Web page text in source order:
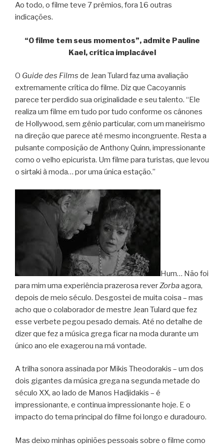
Ao todo, o filme teve 7 prêmios, fora 16 outras
indicações.
“O filme tem seus momentos”, admite Pauline
Kael, crítica implacável
O Guide des Films de Jean Tulard faz uma avaliação
extremamente crítica do filme. Diz que Cacoyannis
parece ter perdido sua originalidade e seu talento. “Ele
realiza um filme em tudo por tudo conforme os cânones
de Hollywood, sem gênio particular, com um maneirismo
na direção que parece até mesmo incongruente. Resta a
pulsante composição de Anthony Quinn, impressionante
como o velho epicurista. Um filme para turistas, que levou
o sirtaki à moda… por uma única estação.”
Hum… Não foi
para mim uma experiência prazerosa reverZorbaagora,
depois de meio século. Desgostei de muita coisa – mas
acho que o colaborador de mestre Jean Tulard que fez
esse verbete pegou pesado demais. Até no detalhe de
dizer que fez a música grega ficar na moda durante um
único ano ele exagerou na má vontade.
A trilha sonora assinada por Mikis Theodorakis – um dos
dois gigantes da música grega na segunda metade do
século XX, ao lado de Manos Hadjidakis – é
impressionante, e continua impressionante hoje. E o
impacto do tema principal do filme foi longo e duradouro.
Mas deixo minhas opiniões pessoais sobre o filme como